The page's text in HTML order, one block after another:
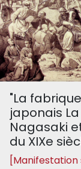
"La
japonais
Nagasaki
du XIXe
[Manifestation